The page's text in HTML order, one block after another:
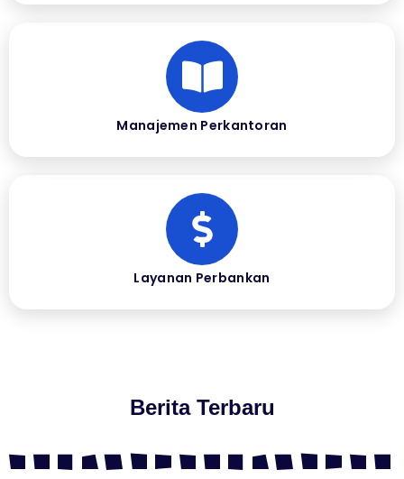
Manajemen Perkantoran
Layanan Perbankan
Berita Terbaru